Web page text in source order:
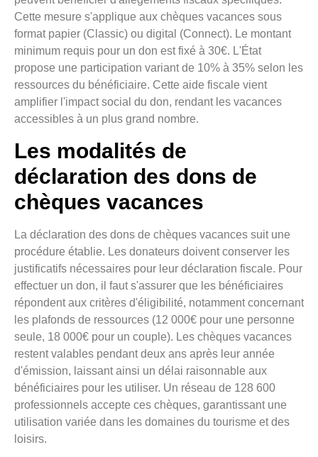
Cette mesure s'applique aux chèques vacances sous
format papier (Classic) ou digital (Connect). Le montant
minimum requis pour un don est fixé à 30€. L'État
propose une participation variant de 10% à 35% selon les
ressources du bénéficiaire. Cette aide fiscale vient
amplifier l'impact social du don, rendant les vacances
accessibles à un plus grand nombre.
Les modalités de
déclaration des dons de
chèques vacances
La déclaration des dons de chèques vacances suit une
procédure établie. Les donateurs doivent conserver les
justificatifs nécessaires pour leur déclaration fiscale. Pour
effectuer un don, il faut s'assurer que les bénéficiaires
répondent aux critères d'éligibilité, notamment concernant
les plafonds de ressources (12 000€ pour une personne
seule, 18 000€ pour un couple). Les chèques vacances
restent valables pendant deux ans après leur année
d'émission, laissant ainsi un délai raisonnable aux
bénéficiaires pour les utiliser. Un réseau de 128 600
professionnels accepte ces chèques, garantissant une
utilisation variée dans les domaines du tourisme et des
loisirs.